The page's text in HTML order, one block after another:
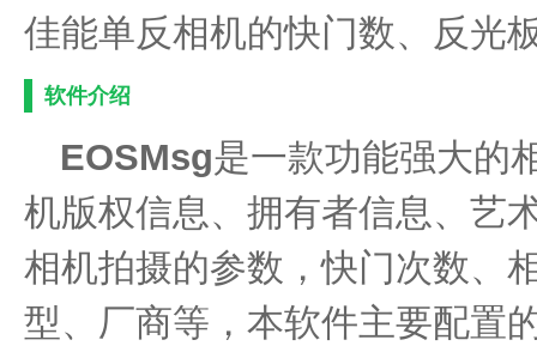
佳能单反相机的快门数、反光
软件介绍
EOSMsg是一款功能强大的
机版权信息、拥有者信息、艺
相机拍摄的参数，快门次数、
型、厂商等，本软件主要配置